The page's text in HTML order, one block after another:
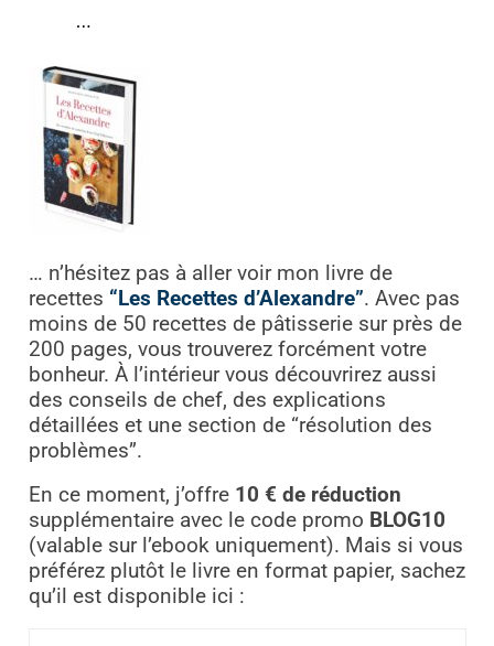
…
… n’hésitez pas à aller voir mon livre de
recettes “Les Recettes d’Alexandre”. Avec pas
moins de 50 recettes de pâtisserie sur près de
200 pages, vous trouverez forcément votre
bonheur. À l’intérieur vous découvrirez aussi
des conseils de chef, des explications
détaillées et une section de “résolution des
problèmes”.
En ce moment, j’offre 10 € de réduction
supplémentaire avec le code promo BLOG10
(valable sur l’ebook uniquement). Mais si vous
préférez plutôt le livre en format papier, sachez
qu’il est disponible ici :